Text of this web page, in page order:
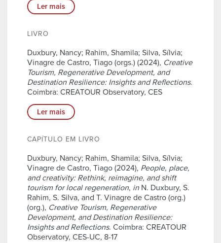
Ler mais
LIVRO
Duxbury, Nancy; Rahim, Shamila; Silva, Sílvia;
Vinagre de Castro, Tiago (orgs.) (2024), Creative
Tourism, Regenerative Development, and
Destination Resilience: Insights and Reflections.
Coimbra: CREATOUR Observatory, CES
Ler mais
CAPÍTULO EM LIVRO
Duxbury, Nancy; Rahim, Shamila; Silva, Sílvia;
Vinagre de Castro, Tiago (2024), People, place,
and creativity: Rethink, reimagine, and shift
tourism for local regeneration, in N. Duxbury, S.
Rahim, S. Silva, and T. Vinagre de Castro (org.)
(org.), Creative Tourism, Regenerative
Development, and Destination Resilience:
Insights and Reflections. Coimbra: CREATOUR
Observatory, CES-UC, 8-17